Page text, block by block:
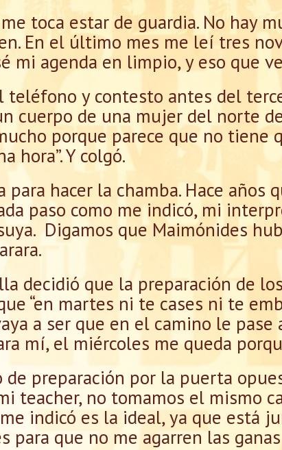
toca estar de guardia. No hay
En el último mes me leí tres
mi agenda en limpio, y eso que
y contesto antes del
cuerpo de una mujer del norte
porque parece que no tiene
hora”. Y colgó.
para hacer la chamba. Hace años
paso como me indicó, mi
Digamos que Maimónides
decidió que la preparación de
“en martes ni te cases ni te
a ser que en el camino le
mí, el miércoles me queda
de preparación por la puerta
teacher, no tomamos el mismo
indicó es la ideal, ya que está
para que no me agarren las